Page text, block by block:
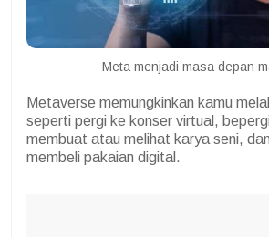
Meta menjadi masa depan
Metaverse memungkinkan kamu
seperti pergi ke konser virtual,
membuat atau melihat karya seni,
membeli pakaian digital.